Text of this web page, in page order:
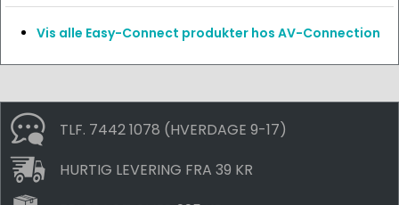
Vis alle Easy-Connect produkter hos AV-Connection
TLF. 7442 1078 (HVERDAGE 9-17)
HURTIG LEVERING FRA 39 KR